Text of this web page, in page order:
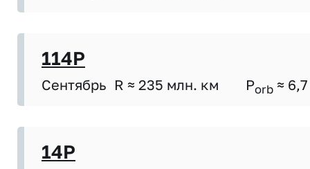
114P
Сентябрь R ≈ 235 млн. км Porb ≈ 6,7
14P